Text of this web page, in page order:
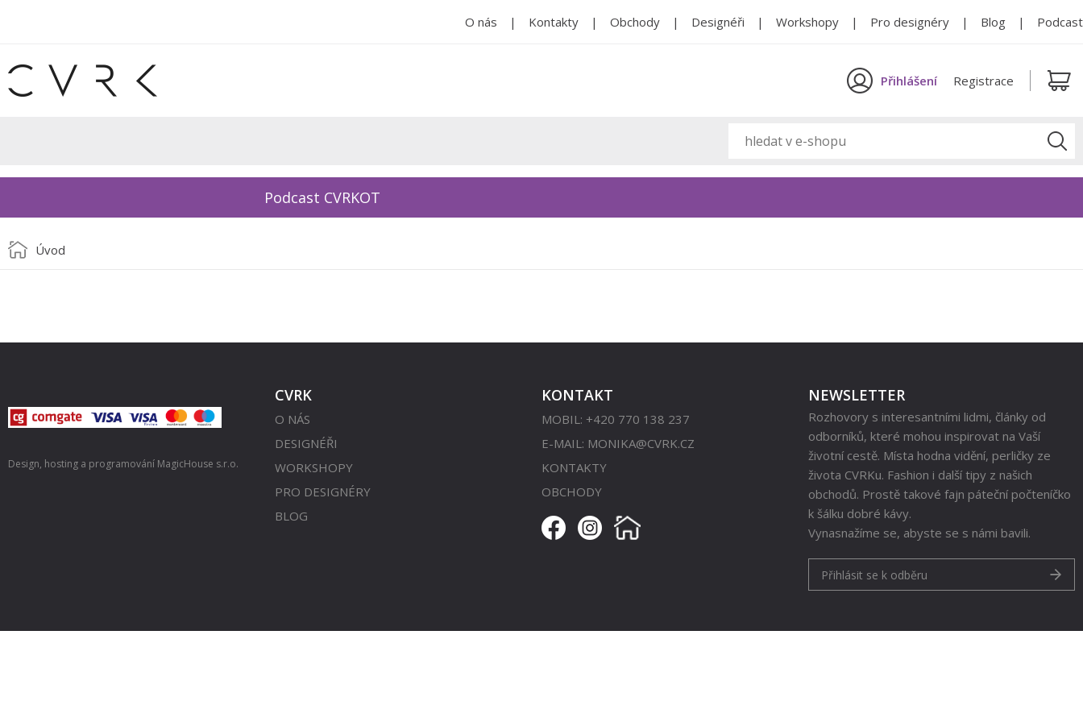
O nás Kontakty Obchody Designéři Workshopy Pro designéry Blog Podcast
Přihlášení Registrace
Podcast CVRKOT
Úvod
Design, hosting a programování MagicHouse s.r.o.
CVRK
O NÁS
DESIGNÉŘI
WORKSHOPY
PRO DESIGNÉRY
BLOG
KONTAKT
MOBIL: +420 770 138 237
E-MAIL: MONIKA@CVRK.CZ
KONTAKTY
OBCHODY
NEWSLETTER
Rozhovory s interesantními lidmi, články od
odborníků, které mohou inspirovat na Vaší
životní cestě. Místa hodna vidění, perličky ze
života CVRKu. Fashion i další tipy z našich
obchodů. Prostě takové fajn páteční počteníčko
k šálku dobré kávy.
Vynasnažíme se, abyste se s námi bavili.
Přihlásit se k odběru